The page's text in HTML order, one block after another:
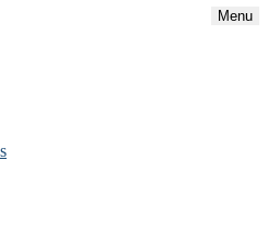
Menu